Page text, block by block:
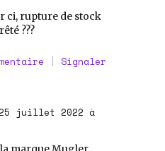
ci, rupture de stock
???
| Signaler
juillet 2022 à